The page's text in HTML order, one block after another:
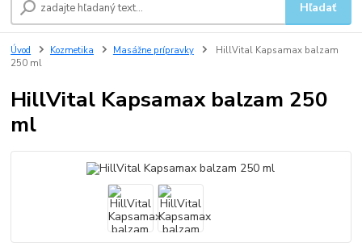
Hľadať
Úvod Kozmetika Masážne prípravky
HillVital Kapsamax balzam
250 ml
HillVital Kapsamax balzam 250
ml